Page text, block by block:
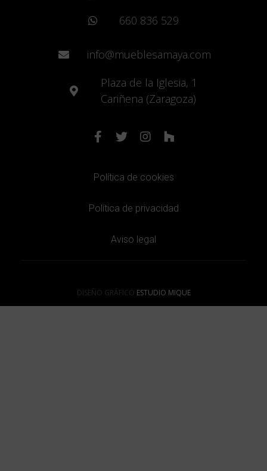
660 836 529
info@mueblesamaya.com
Plaza de la Iglesia, 1
Cariñena (Zaragoza)
Política de cookies
Política de privacidad
Aviso legal
DISEÑO GRÁFICO ESTUDIO MIQUE